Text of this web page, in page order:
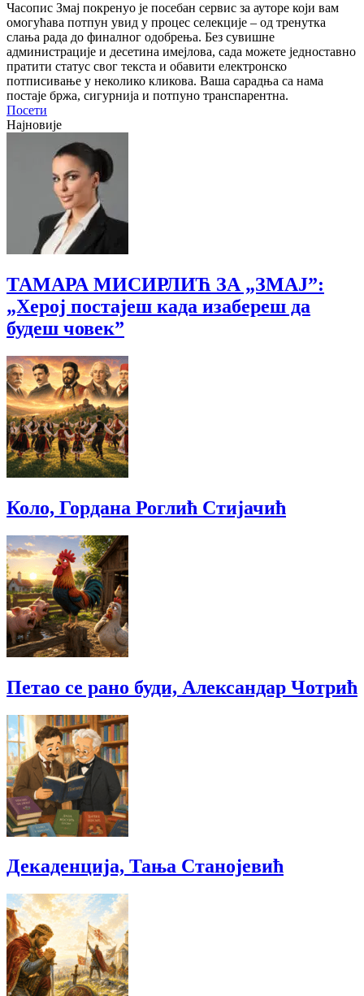
Часопис Змај покренуо је посебан сервис за ауторе који вам
омогућава потпун увид у процес селекције – од тренутка
слања рада до финалног одобрења. Без сувишне
администрације и десетина имејлова, сада можете једноставно
пратити статус свог текста и обавити електронско
потписивање у неколико кликова. Ваша сарадња са нама
постаје бржа, сигурнија и потпуно транспарентна.
Посети
Најновије
ТАМАРА МИСИРЛИЋ ЗА „ЗМАЈ”:
„Херој постајеш када изабереш да
будеш човек”
Коло, Гордана Роглић Стијачић
Петао се рано буди, Александар Чотрић
Декаденција, Тања Станојевић